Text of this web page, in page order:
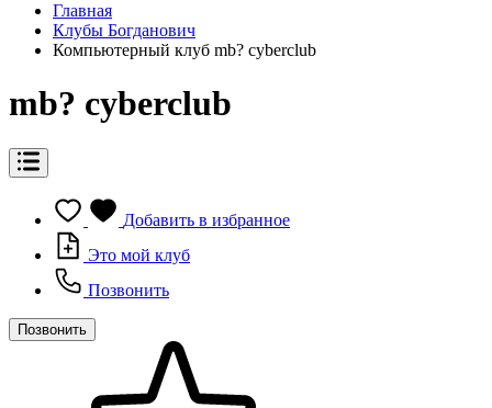
Главная
Клубы Богданович
Компьютерный клуб mb? cyberclub
mb? cyberclub
Добавить в избранное
Это мой клуб
Позвонить
Позвонить